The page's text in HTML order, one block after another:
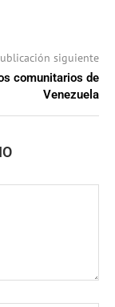
siguiente
comunitarios de
Venezuela